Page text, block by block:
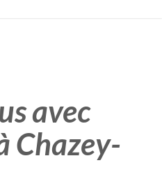
avec
Chazey-